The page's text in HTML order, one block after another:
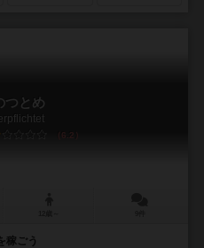
つとめ
6.2
稼ごう